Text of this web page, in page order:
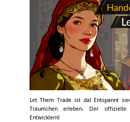
Let Them Trade ist da! Entspannt
Träumchen erleben. Der
Entwicklern!